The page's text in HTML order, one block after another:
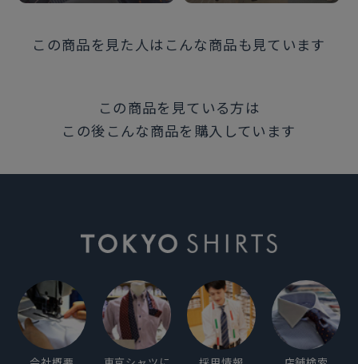
この商品を見た人はこんな商品も見ています
この商品を見ている方は
この後こんな商品を購入しています